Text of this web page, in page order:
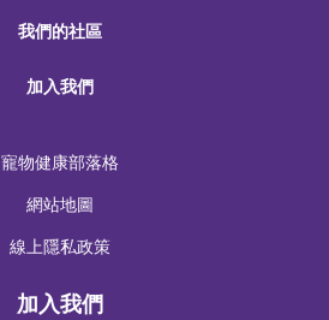
我們的社區
加入我們
寵物健康部落格
網站地圖
線上隱私政策
加入我們